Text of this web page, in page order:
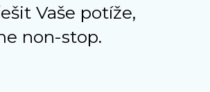
Vaše potíže,
non-stop.